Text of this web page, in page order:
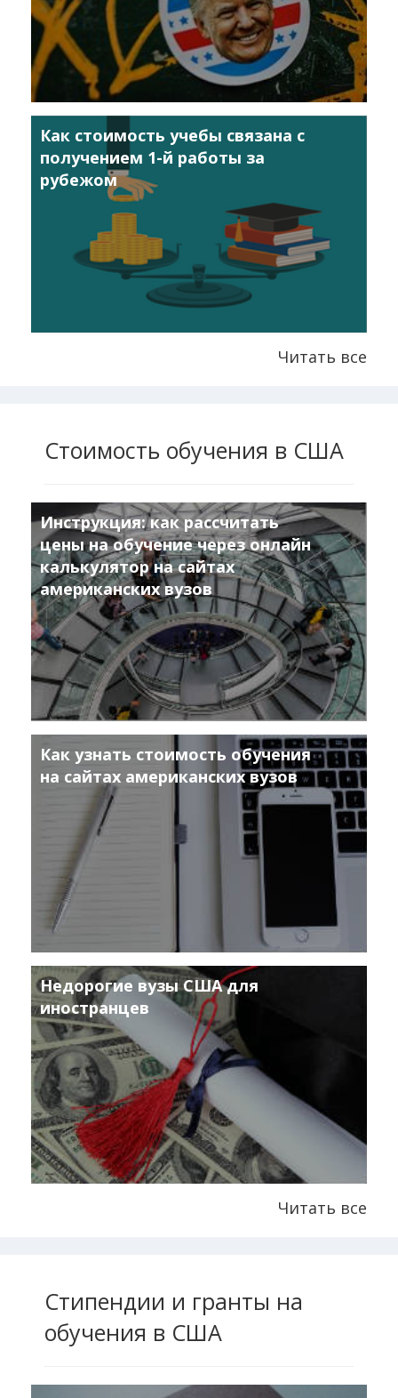
Как стоимость учебы связана с
получением 1-й работы за
рубежом
Читать все
Стоимость обучения в США
Инструкция: как рассчитать
цены на обучение через онлайн
калькулятор на сайтах
американских вузов
Как узнать стоимость обучения
на сайтах американских вузов
Недорогие вузы США для
иностранцев
Читать все
Стипендии и гранты на
обучения в США